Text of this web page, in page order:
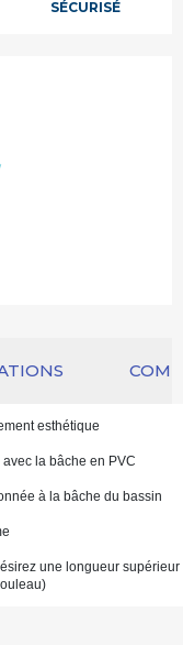
SÉCURISÉ
esthétique
la bâche en PVC
à la bâche du bassin
une longueur supérieur